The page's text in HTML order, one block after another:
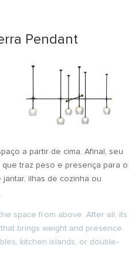
Pendant
a partir de cima. Afinal, seu
que traz peso e presença para o
ilhas de cozinha ou
space from above. After all, its
brings weight and presence
kitchen islands, or double-